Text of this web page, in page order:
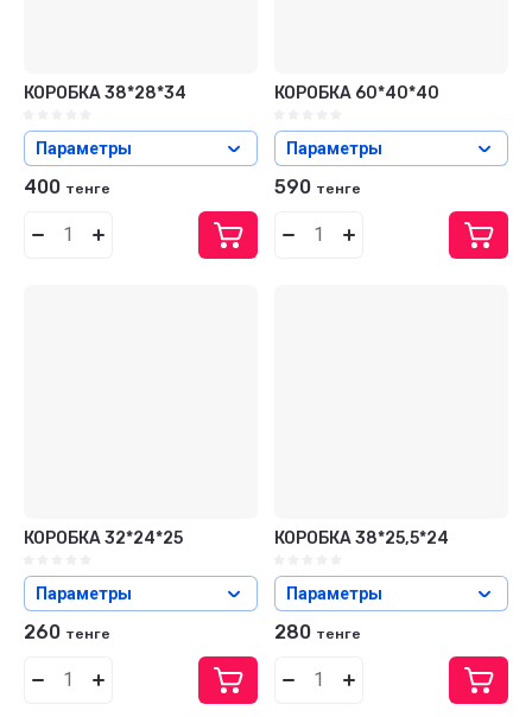
КОРОБКА 38*28*34
Параметры
400 тенге
КОРОБКА 60*40*40
Параметры
590 тенге
КОРОБКА 32*24*25
Параметры
260 тенге
КОРОБКА 38*25,5*24
Параметры
280 тенге